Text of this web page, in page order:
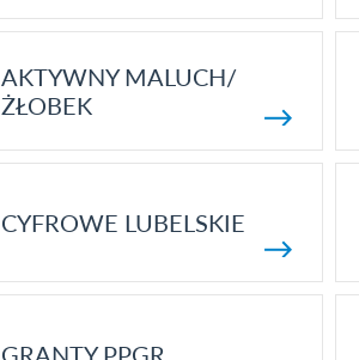
AKTYWNY MALUCH/
ŻŁOBEK
CYFROWE LUBELSKIE
GRANTY PPGR